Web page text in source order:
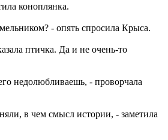
коноплянка.
- опять спросила Крыса.
птичка. Да и не очень-то
недолюбливаешь, - проворчала
в чем смысл истории, - заметила